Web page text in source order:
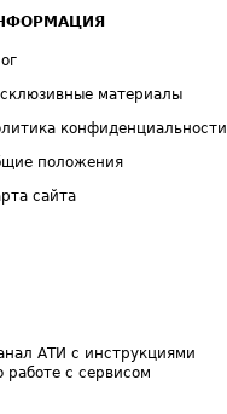
материалы
конфиденциальности
положения
сайта
АТИ с инструкциями
работе с сервисом